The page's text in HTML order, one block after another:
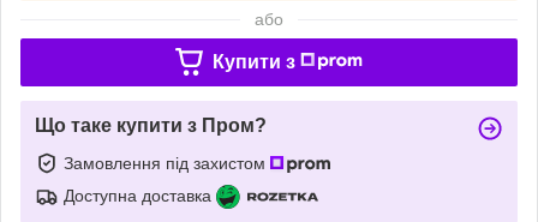
або
Купити з
Що таке купити з Пром?
Замовлення під захистом
Доступна доставка